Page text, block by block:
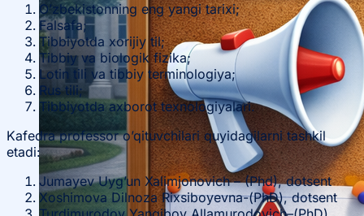
O’zbekistonning eng yangi tarixi;
Falsafa;
Tibbiyotda xorijiy til;
Tibbiy va biologik fizika;
Lotin tili va tibbiy terminologiya;
Rus tili;
Tibbiyotda axborot texnologiyalari.
Kafedra professor o’qituvchilari quyidagilarni tashkil
etadi:
Jumayev Uyg’un Xalimjonovich – (Phd), dotsent
Xoshimova Dilnoza Rixsiboyevna-(PhD), dotsent